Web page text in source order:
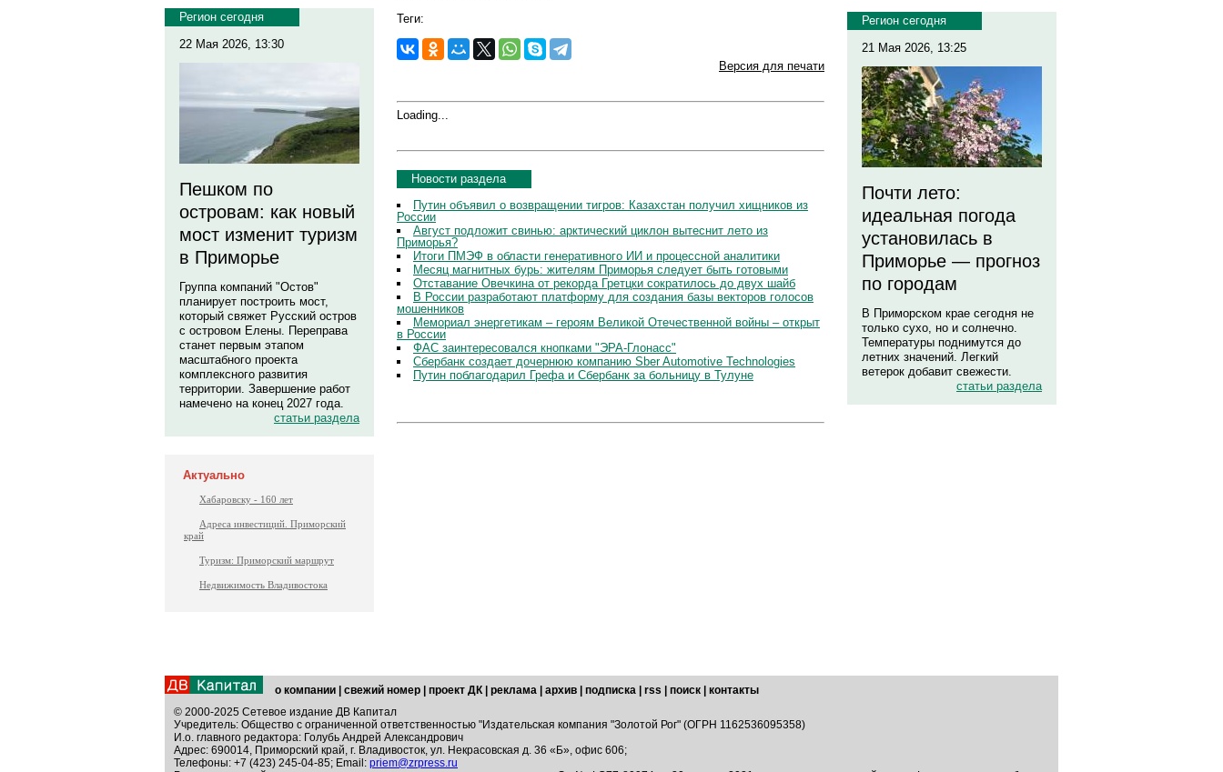
Регион сегодня
22 Мая 2026, 13:30
Пешком по
островам: как новый
мост изменит туризм
в Приморье
Группа компаний "Остов"
планирует построить мост,
который свяжет Русский остров
с островом Елены. Переправа
станет первым этапом
масштабного проекта
комплексного развития
территории. Завершение работ
намечено на конец 2027 года.
статьи раздела
Актуально
Хабаровску - 160 лет
Адреса инвестиций. Приморский
край
Туризм: Приморский маршрут
Недвижимость Владивостока
Теги:
Версия для печати
Loading...
Новости раздела
Путин объявил о возвращении тигров: Казахстан получил хищников из
России
Август подложит свинью: арктический циклон вытеснит лето из
Приморья?
Итоги ПМЭФ в области генеративного ИИ и процессной аналитики
Месяц магнитных бурь: жителям Приморья следует быть готовыми
Отставание Овечкина от рекорда Гретцки сократилось до двух шайб
В России разработают платформу для создания базы векторов голосов
мошенников
Мемориал энергетикам – героям Великой Отечественной войны – открыт
в России
ФАС заинтересовался кнопками "ЭРА-Глонасс"
Сбербанк создает дочернюю компанию Sber Automotive Technologies
Путин поблагодарил Грефа и Сбербанк за больницу в Тулуне
Регион сегодня
21 Мая 2026, 13:25
Почти лето:
идеальная погода
установилась в
Приморье — прогноз
по городам
В Приморском крае сегодня не
только сухо, но и солнечно.
Температуры поднимутся до
летних значений. Легкий
ветерок добавит свежести.
статьи раздела
о компании свежий номер проект ДК реклама архив подписка rss поиск
контакты
© 2000-2025 Сетевое издание ДВ Капитал
Учредитель: Общество с ограниченной ответственностью "Издательская компания "Золотой Рог" (ОГРН 1162536095358)
И.о. главного редактора: Голубь Андрей Александрович
Адрес: 690014, Приморский край, г. Владивосток, ул. Некрасовская д. 36 «Б», офис 606;
Телефоны: +7 (423) 245-04-85; Email: priem@zrpress.ru